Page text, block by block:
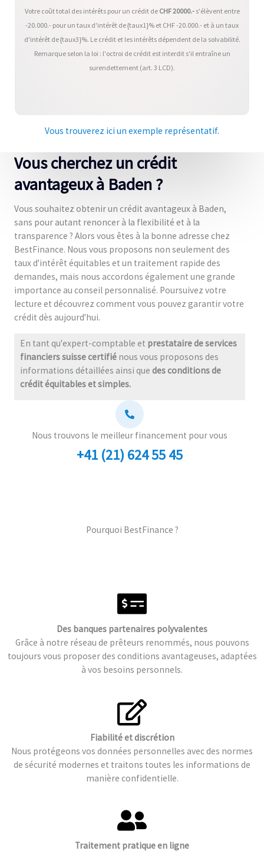
Vous cherchez un crédit
avantageux à Baden ?
Vous souhaitez obtenir un crédit avantageux à Baden,
sans pour autant renoncer à la flexibilité et à la
transparence ? Alors vous êtes à la bonne adresse chez
BestFinance. Nous vous proposons non seulement des
taux d'intérêt équitables et un traitement rapide des
demandes, mais nous accordons également une grande
importance au conseil personnalisé. Poursuivez votre
lecture et découvrez comment vous pouvez garantir votre
crédit dès aujourd'hui.
En tant qu'expert-comptable et prestataire de services
financiers suisse certifié nous vous proposons des
informations détaillées ainsi que des conditions de
crédit équitables et simples.
Nous trouvons le meilleur financement pour vous
+41 (21) 624 55 45
Votre coût total des intérêts pour un crédit deCHF20000.- s'élèvent entre
-20.000.- pour un taux d'intérêt de {taux1}% et CHF-20.000.- et à un taux
d'intérêt de {taux3}%. Le crédit et les intérêts dépendent de la solvabilité.
Remarque selon la loi : l'octroi de crédit est interdit s'il entraîne un
surendettement (art. 3 LCD).
Vous trouverez ici un exemple représentatif.
Pourquoi BestFinance ?
Des banques partenaires polyvalentes
Grâce à notre réseau de prêteurs renommés, nous pouvons
toujours vous proposer des conditions avantageuses, adaptées
à vos besoins personnels.
Fiabilité et discrétion
Nous protégeons vos données personnelles avec des normes
de sécurité modernes et traitons toutes les informations de
manière confidentielle.
Traitement pratique en ligne